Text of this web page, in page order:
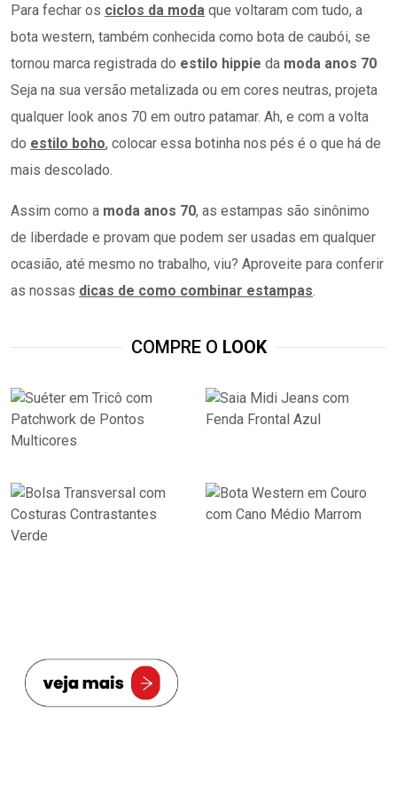
Para fechar os ciclos da moda que voltaram com tudo, a
bota western, também conhecida como bota de caubói, se
tornou marca registrada do estilo hippie da moda anos 70
Seja na sua versão metalizada ou em cores neutras, projeta
qualquer look anos 70 em outro patamar. Ah, e com a volta
do estilo boho, colocar essa botinha nos pés é o que há de
mais descolado.
Assim como a moda anos 70, as estampas são sinônimo
de liberdade e provam que podem ser usadas em qualquer
ocasião, até mesmo no trabalho, viu? Aproveite para conferir
as nossas dicas de como combinar estampas.
COMPRE O LOOK